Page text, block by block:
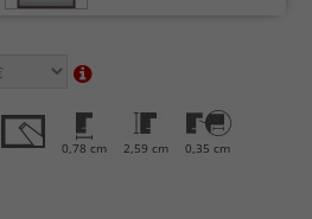
0,78 cm 2,59 cm 0,35 cm